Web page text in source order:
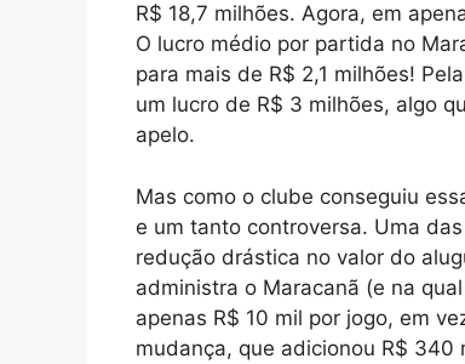
R$ 18,7 milhões. Agora, em
O lucro médio por partida no
para mais de R$ 2,1 milhões!
um lucro de R$ 3 milhões, algo
apelo.
Mas como o clube conseguiu
e um tanto controversa. Uma
redução drástica no valor do
administra o Maracanã (e na
apenas R$ 10 mil por jogo, em
mudança, que adicionou R$